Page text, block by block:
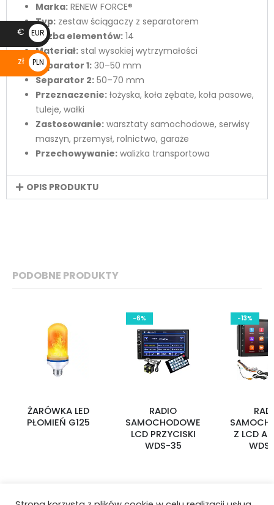
Marka: RENEW FORCE®
Typ: zestaw ściągaczy z separatorem
Liczba elementów: 14
Materiał: stal wysokiej wytrzymałości
Separator 1: 30–50 mm
Separator 2: 50–70 mm
Przeznaczenie: łożyska, koła zębate, koła pasowe,
tuleje, wałki
Zastosowanie: warsztaty samochodowe, serwisy
maszyn, przemysł, rolnictwo, garaże
Przechowywanie: walizka transportowa
OPIS PRODUKTU
PODOBNE PRODUKTY
ŻARÓWKA LED
PŁOMIEŃ G125
-6%
RADIO
SAMOCHODOWE
LCD PRZYCISKI
WDS-35
-13%
Z LCD
€
EUR
€
zł
PLN
zł